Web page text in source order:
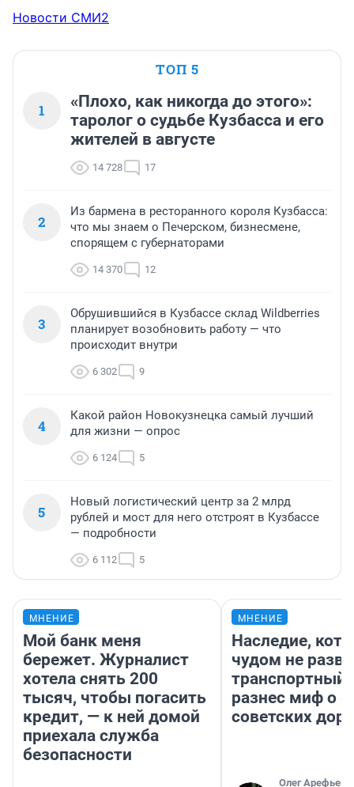
Новости СМИ2
ТОП 5
1
«Плохо, как никогда до этого»:
таролог о судьбе Кузбасса и его
жителей в августе
14 728 17
2
Из бармена в ресторанного короля Кузбасса:
что мы знаем о Печерском, бизнесмене,
спорящем с губернаторами
14 370 12
3
Обрушившийся в Кузбассе склад Wildberries
планирует возобновить работу — что
происходит внутри
6 302 9
4
Какой район Новокузнецка самый лучший
для жизни — опрос
6 124 5
5
Новый логистический центр за 2 млрд
рублей и мост для него отстроят в Кузбассе
— подробности
6 112 5
МНЕНИЕ
Мой банк меня
бережет. Журналист
хотела снять 200
тысяч, чтобы погасить
кредит, — к ней домой
приехала служба
безопасности
МНЕНИЕ
Наследие,
чудом не
транспортный
разнес миф о
советских
Олег Арефьев